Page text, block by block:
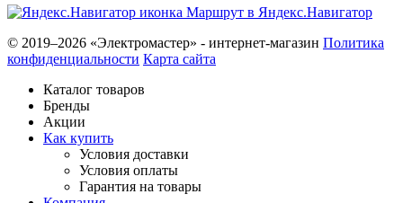
Маршрут в Яндекс.Навигатор
© 2019–2026 «Электромастер» - интернет-магазин Политика
конфиденциальности Карта сайта
Каталог товаров
Бренды
Акции
Как купить
Условия доставки
Условия оплаты
Гарантия на товары